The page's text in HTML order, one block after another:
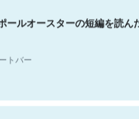
ルオースターの短編を読ん
トバー